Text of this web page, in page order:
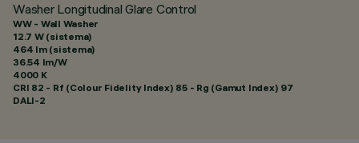
Washer Longitudinal Glare Control
WW - Wall Washer
12.7 W (sistema)
464 lm (sistema)
36.54 lm/W
4000 K
CRI 82 - Rf (Colour Fidelity Index) 85 - Rg (Gamut Index) 97
DALI-2